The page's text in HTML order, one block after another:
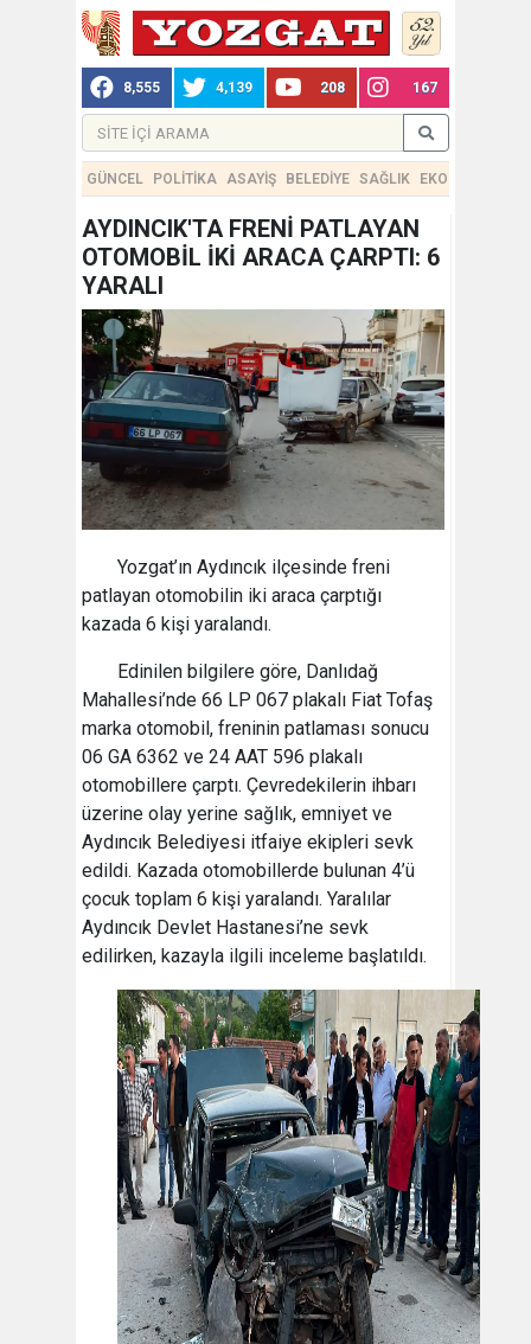
8,555 4,139 208 167
GÜNCEL POLİTİKA ASAYİŞ BELEDİYE SAĞLIK EKONOMİ
AYDINCIK'TA FRENİ PATLAYAN
OTOMOBİL İKİ ARACA ÇARPTI: 6
YARALI
Yozgat’ın Aydıncık ilçesinde freni
patlayan otomobilin iki araca çarptığı
kazada 6 kişi yaralandı.
Edinilen bilgilere göre, Danlıdağ
Mahallesi’nde 66 LP 067 plakalı Fiat Tofaş
marka otomobil, freninin patlaması sonucu
06 GA 6362 ve 24 AAT 596 plakalı
otomobillere çarptı. Çevredekilerin ihbarı
üzerine olay yerine sağlık, emniyet ve
Aydıncık Belediyesi itfaiye ekipleri sevk
edildi. Kazada otomobillerde bulunan 4’ü
çocuk toplam 6 kişi yaralandı. Yaralılar
Aydıncık Devlet Hastanesi’ne sevk
edilirken, kazayla ilgili inceleme başlatıldı.